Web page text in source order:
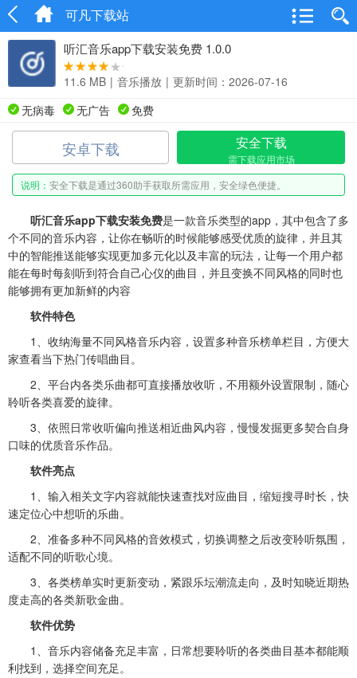
可凡下载站
听汇音乐app下载安装免费 1.0.0
11.6 MB | 音乐播放 | 更新时间：2026-07-16
无病毒
无广告 免费
安卓下载 安全下载
需下载应用市场
说明： 安全下载是通过360助手获取所需应用，安全绿色便捷。
听汇音乐app下载安装免费是一款音乐类型的app，其中包含了多
个不同的音乐内容，让你在畅听的时候能够感受优质的旋律，并且其
中的智能推送能够实现更加多元化以及丰富的玩法，让每一个用户都
能在每时每刻听到符合自己心仪的曲目，并且变换不同风格的同时也
能够拥有更加新鲜的内容
软件特色
1、收纳海量不同风格音乐内容，设置多种音乐榜单栏目，方便大
家查看当下热门传唱曲目。
2、平台内各类乐曲都可直接播放收听，不用额外设置限制，随心
聆听各类喜爱的旋律。
3、依照日常收听偏向推送相近曲风内容，慢慢发掘更多契合自身
口味的优质音乐作品。
软件亮点
1、输入相关文字内容就能快速查找对应曲目，缩短搜寻时长，快
速定位心中想听的乐曲。
2、准备多种不同风格的音效模式，切换调整之后改变聆听氛围，
适配不同的听歌心境。
3、各类榜单实时更新变动，紧跟乐坛潮流走向，及时知晓近期热
度走高的各类新歌金曲。
软件优势
1、音乐内容储备充足丰富，日常想要聆听的各类曲目基本都能顺
利找到，选择空间充足。